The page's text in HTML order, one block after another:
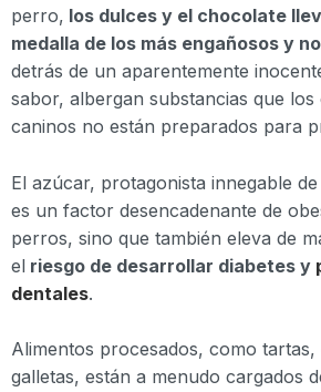
perro, los dulces y el chocolate
medalla de los más engañosos y
detrás de un aparentemente
sabor, albergan substancias que los
caninos no están preparados para
El azúcar, protagonista innegable
es un factor desencadenante de
perros, sino que también eleva de
el riesgo de desarrollar diabetes y
dentales.
Alimentos procesados, como
galletas, están a menudo cargados